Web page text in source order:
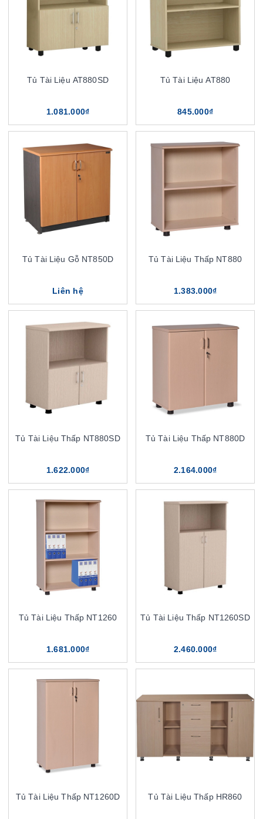
Tủ Tài Liệu AT880SD
1.081.000₫
Tủ Tài Liệu AT880
845.000₫
Tủ Tài Liệu Gỗ NT850D
Liên hệ
Tủ Tài Liệu Thấp NT880
1.383.000₫
Tủ Tài Liệu Thấp NT880SD
1.622.000₫
Tủ Tài Liệu Thấp NT880D
2.164.000₫
Tủ Tài Liệu Thấp NT1260
1.681.000₫
Tủ Tài Liệu Thấp NT1260SD
2.460.000₫
Tủ Tài Liệu Thấp NT1260D Tủ Tài Liệu Thấp HR860